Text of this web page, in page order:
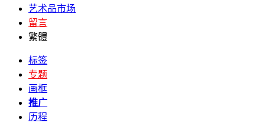
艺术品市场
留言
繁體
标签
专题
画框
推广
历程